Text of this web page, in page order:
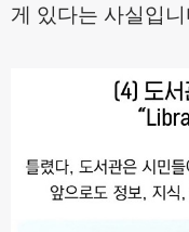
게 있다는 사실입